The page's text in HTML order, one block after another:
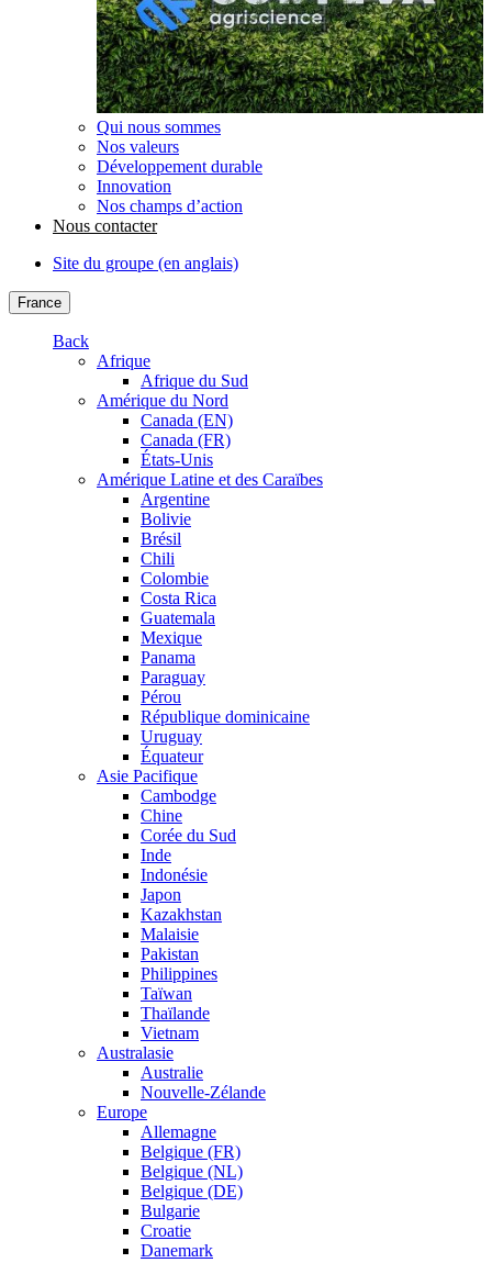
Qui nous sommes
Nos valeurs
Développement durable
Innovation
Nos champs d’action
Nous contacter
Site du groupe (en anglais)
France
Back
Afrique
Afrique du Sud
Amérique du Nord
Canada (EN)
Canada (FR)
États-Unis
Amérique Latine et des Caraïbes
Argentine
Bolivie
Brésil
Chili
Colombie
Costa Rica
Guatemala
Mexique
Panama
Paraguay
Pérou
République dominicaine
Uruguay
Équateur
Asie Pacifique
Cambodge
Chine
Corée du Sud
Inde
Indonésie
Japon
Kazakhstan
Malaisie
Pakistan
Philippines
Taïwan
Thaïlande
Vietnam
Australasie
Australie
Nouvelle-Zélande
Europe
Allemagne
Belgique (FR)
Belgique (NL)
Belgique (DE)
Bulgarie
Croatie
Danemark